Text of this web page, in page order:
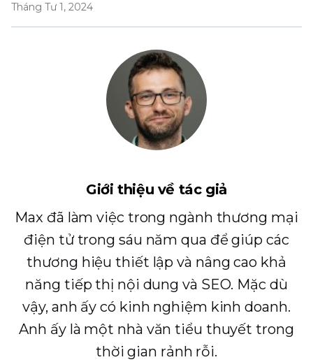
Tháng Tư 1, 2024
Giới thiệu về tác giả
Max đã làm việc trong ngành thương mại
điện tử trong sáu năm qua để giúp các
thương hiệu thiết lập và nâng cao khả
năng tiếp thị nội dung và SEO. Mặc dù
vậy, anh ấy có kinh nghiệm kinh doanh.
Anh ấy là một nhà văn tiểu thuyết trong
thời gian rảnh rỗi.